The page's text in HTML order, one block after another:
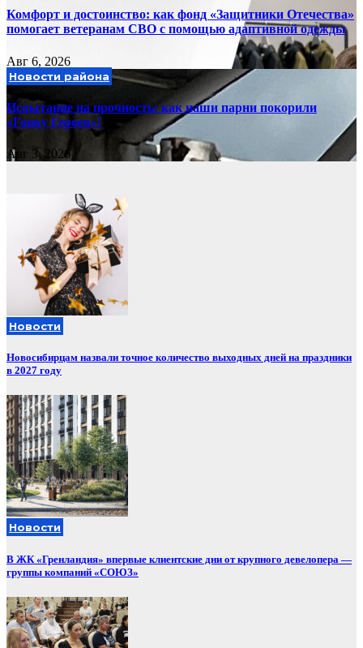
Комфорт и достоинство: как фонд «Защитники Отечества»
помогает ветеранам СВО с помощью адаптивной одежды
Авг 6, 2026
Новости района
Испытание на прочность: как наши парни покорили
«Гонку Героев»!
Авг 3, 2026
Новости
Новосибирцам назвали точное количество выходных дней на праздники
в 2027 году
Новости
В ЖК «Гренландия» впервые клиентские дни от крупного девелопера —
группы компаний «СОЮЗ»